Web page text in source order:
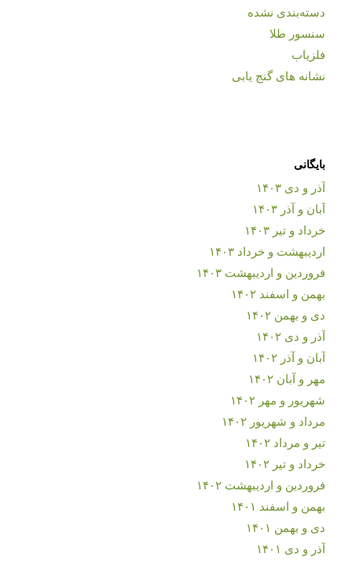
دسته‌بندی نشده
سنسور طلا
فلزیاب
نشانه های گنج یابی
بایگانی
آذر و دی ۱۴۰۳
آبان و آذر ۱۴۰۳
خرداد و تیر ۱۴۰۳
اردیبهشت و خرداد ۱۴۰۳
فروردین و اردیبهشت ۱۴۰۳
بهمن و اسفند ۱۴۰۲
دی و بهمن ۱۴۰۲
آذر و دی ۱۴۰۲
آبان و آذر ۱۴۰۲
مهر و آبان ۱۴۰۲
شهریور و مهر ۱۴۰۲
مرداد و شهریور ۱۴۰۲
تیر و مرداد ۱۴۰۲
خرداد و تیر ۱۴۰۲
فروردین و اردیبهشت ۱۴۰۲
بهمن و اسفند ۱۴۰۱
دی و بهمن ۱۴۰۱
آذر و دی ۱۴۰۱